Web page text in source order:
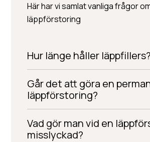
Här har vi samlat vanliga frågor
läppförstoring
Hur länge håller läppfillers?
Går det att göra en
läppförstoring?
Vad gör man vid en
misslyckad?